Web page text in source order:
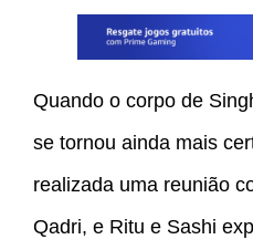
Quando o corpo de
se tornou ainda mais
realizada uma reunião
Qadri, e Ritu e Sashi